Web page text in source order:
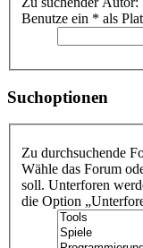
Benutze ein * als
Suchoptionen
Zu durchsuchende
Wähle das Forum
soll. Unterforen
die Option